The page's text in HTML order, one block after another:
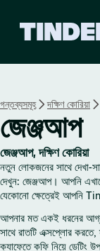
গন্তব্যসমূহ দক্ষিণ কোরিয়া
জেঞ্জআপ
জেঞ্জআপ, দক্ষিণ কোরিয়া
নতুন লোকজনের সাথে দেখা-
দেখুন: জেঞ্জআপ। আপনি
যেকোনো ক্ষেত্রেই আপনি
আপনার মত একই ধরনের
সাথে রাতটি এক্সপ্লোর
ক্যাফেতে কফি নিয়ে